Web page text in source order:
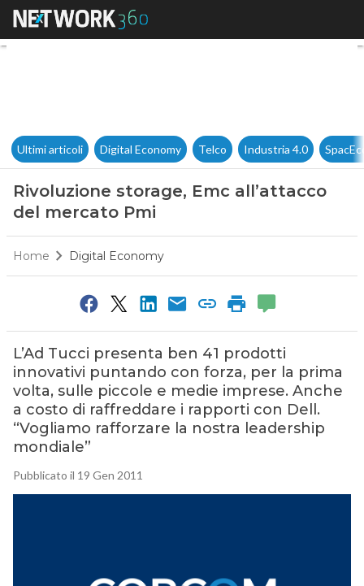
Rivoluzione storage, Emc
Ultimi articoli Digital Economy Telco Industria 4.0
Rivoluzione storage, Emc all’attacco
del mercato Pmi
Home Digital Economy
L’Ad Tucci presenta ben 41 prodotti
innovativi puntando con forza, per la prima
volta, sulle piccole e medie imprese. Anche
a costo di raffreddare i rapporti con Dell.
“Vogliamo rafforzare la nostra leadership
mondiale”
Pubblicato il 19 Gen 2011